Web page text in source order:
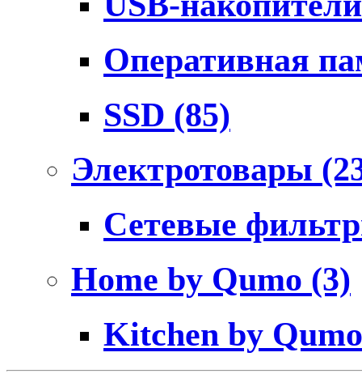
Оперативная
SSD (85)
Электротовары
Сетевые
Home by Qumo (3)
Kitchen by